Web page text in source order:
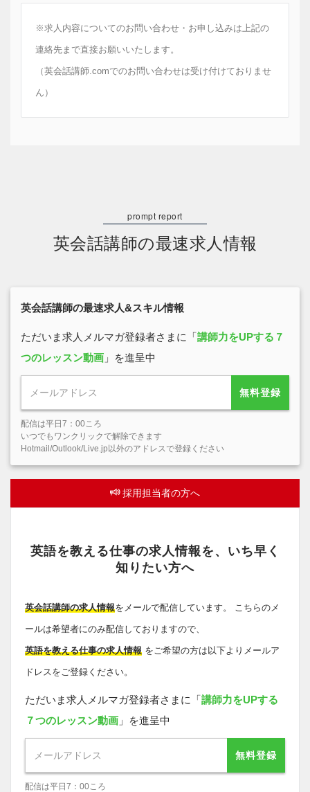
※求人内容についてのお問い合わせ・お申し込みは上記の
連絡先まで直接お願いいたします。
（英会話講師.comでのお問い合わせは受け付けておりませ
ん）
英会話講師の最速求人情報
英会話講師の最速求人&スキル情報
ただいま求人メルマガ登録者さまに「講師力をUPする７
つのレッスン動画 」を進呈中
無料登録
配信は平日7：00ころ
いつでもワンクリックで解除できます
Hotmail/Outlook/Live.jp以外のアドレスで登録ください
採用担当者の方へ
英語を教える仕事の求人情報を、いち早く
知りたい方へ
英会話講師の求人情報をメールで配信しています。 こちらのメ
ールは希望者にのみ配信しておりますので、
英語を教える仕事の求人情報 をご希望の方は以下よりメールア
ドレスをご登録ください。
ただいま求人メルマガ登録者さまに「講師力をUPする
７つのレッスン動画 」を進呈中
無料登録
配信は平日7：00ころ